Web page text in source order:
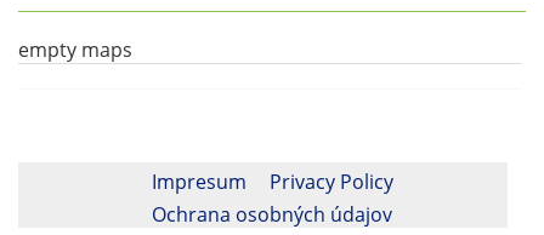
empty maps
Impresum
Privacy Policy
Ochrana osobných údajov